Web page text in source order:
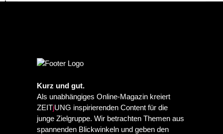
Kurz und gut.
Als unabhängiges Online-Magazin kreiert
ZEITjUNG inspirierenden Content für die
junge Zielgruppe. Wir betrachten Themen aus
spannenden Blickwinkeln und geben den